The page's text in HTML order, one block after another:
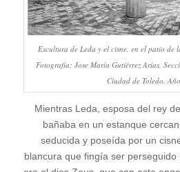
Escultura de Leda y el cisne, en el patio de
Fotografía: Jose María Gutiérrez Arias,
Ciudad de Toledo.
Mientras Leda, esposa del rey
bañaba en un estanque
seducida y poseída por un
blancura que fingía ser perseguido